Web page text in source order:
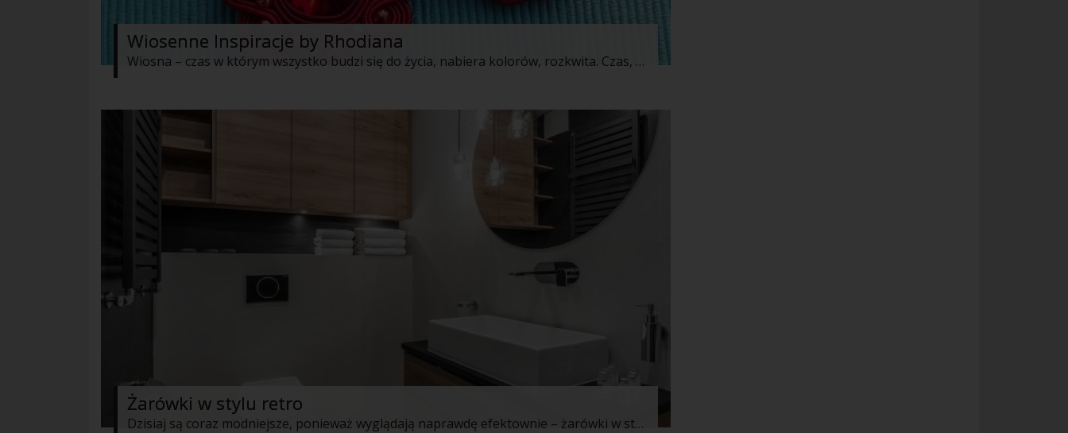
Wiosenne Inspiracje by Rhodiana
Wiosna – czas w którym wszystko budzi się do życia, nabiera kolorów, rozkwita. Czas, w którym i my próbujemy uciec od przytłaczającej, depresyjnej zimowej szarości. Chcemy lśnić, zabłysnąć kolorem, zwrócić uwagę na radość jaką daje nam budząca się z zimowego letargu przyroda. Poszukiwania idą w różnych kierunkach, wybieramy odważniejsze ubrania w modnych fasonach i żywych kolorach. Jednym z odkryć ostatnich lat jest sutaszowa biżuteria. Hitem nadchodzącego sezonu mogą okazać się supermodne biżuteryjne opaski na głowie. Możesz być pewna, że dzięki temu elementowi będziesz wyglądać bardzo trendy. Nieodzownym elementem każdej stylizacji są kolczyki. Znawcy mody doradzają by nawet stonowana stylizacja wyróżniała się jakimś szalonym, kolorowym elementem. Sutasz to strzał w dziesiątkę. Dobrze dobrana bransoletka, opaska, kolczyki czy broszka stanie się wyjątkowym akcentem w Twojej stylizacji, który na pewno nie ujdzie uwadze. Warto nadmienić, że to doskonały pomysł na nietuzinkowy prezent, którym oczarujemy obdarowaną osobę. Zapraszam do mojej galeri sutaszowych pomysłów na wiosnę.
Żarówki w stylu retro
Dzisiaj są coraz modniejsze, ponieważ wyglądają naprawdę efektownie – żarówki w stylu retro, ponieważ to właśnie o nich mowa, cieszą się dużym zainteresowaniem. Co warto wiedzieć na ich temat przed zakupem?